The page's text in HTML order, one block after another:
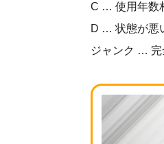
C … 使用年数
D … 状態が悪
ジャンク … 完